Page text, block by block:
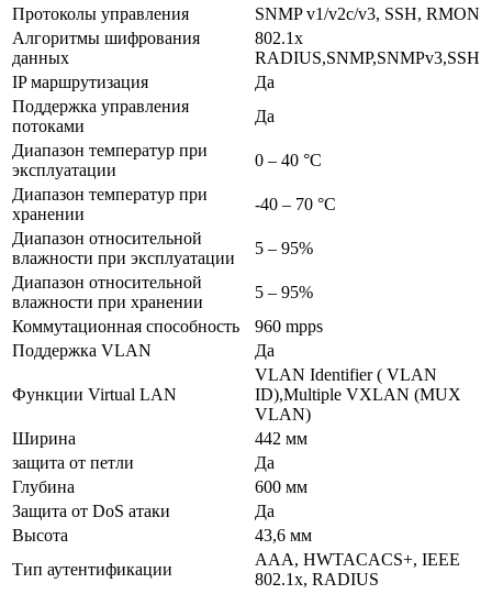
Протоколы управления
SNMP v1/v2c/v3, SSH, RMON
Алгоритмы шифрования
данных
802.1x
RADIUS,SNMP,SNMPv3,SSH
IP маршрутизация
Да
Поддержка управления
потоками
Да
Диапазон температур при
эксплуатации
0 – 40 °C
Диапазон температур при
хранении
-40 – 70 °C
Диапазон относительной
влажности при эксплуатации
5 – 95%
Диапазон относительной
влажности при хранении
5 – 95%
Коммутационная способность
960 mpps
Поддержка VLAN
Да
Функции Virtual LAN
VLAN Identifier ( VLAN
ID),Multiple VXLAN (MUX
VLAN)
Ширина
442 мм
защита от петли
Да
Глубина
600 мм
Защита от DoS атаки
Да
Высота
43,6 мм
Тип аутентификации
AAA, HWTACACS+, IEEE
802.1x, RADIUS